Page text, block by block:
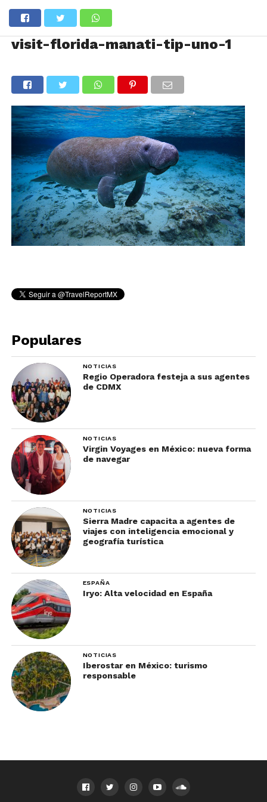
visit-florida-manati-tip-uno-1
Populares
NOTICIAS
Regio Operadora festeja a sus agentes
de CDMX
NOTICIAS
Virgin Voyages en México: nueva forma
de navegar
NOTICIAS
Sierra Madre capacita a agentes de
viajes con inteligencia emocional y
geografía turística
ESPAÑA
Iryo: Alta velocidad en España
NOTICIAS
Iberostar en México: turismo
responsable